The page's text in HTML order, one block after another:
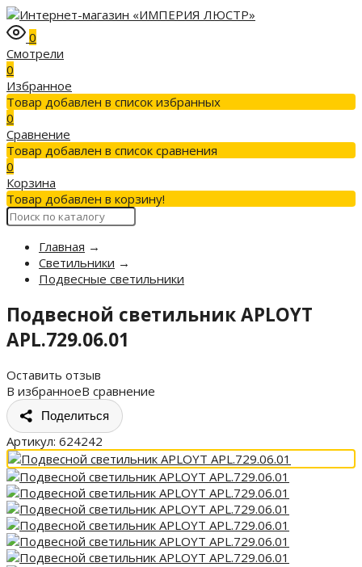
0
Смотрели
0
Избранное
Товар добавлен в список избранных
0
Сравнение
Товар добавлен в список сравнения
0
Корзина
Товар добавлен в корзину!
Главная →
Светильники →
Подвесные светильники
Подвесной светильник APLOYT
APL.729.06.01
Оставить отзыв
В избранноеВ сравнение
Поделиться
Артикул: 624242